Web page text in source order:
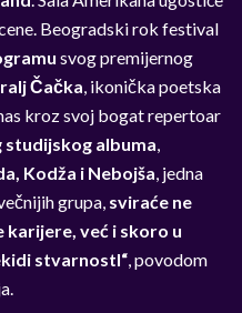
Beogradski rok festival
svog premijernog
Čačka, ikonička poetska
kroz svoj bogat repertoar
albuma,
Kodža i Nebojša, jedna
grupa, sviraće ne
karijere, već i skoro u
stvarnostI“, povodom